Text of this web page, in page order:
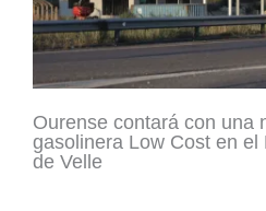
Ourense contará con una
gasolinera Low Cost en el
de Velle